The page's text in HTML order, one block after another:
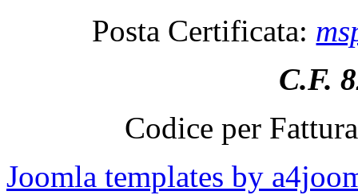
Posta Certificata:
C.F.
Codice per
Joomla templates by